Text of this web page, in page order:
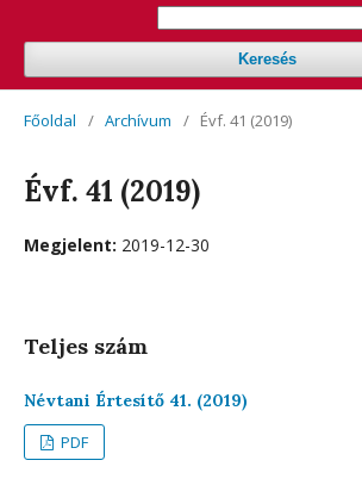
Keresés
Főoldal / Archívum / Évf. 41 (2019)
Évf. 41 (2019)
Megjelent: 2019-12-30
Teljes szám
Névtani Értesítő 41. (2019)
PDF